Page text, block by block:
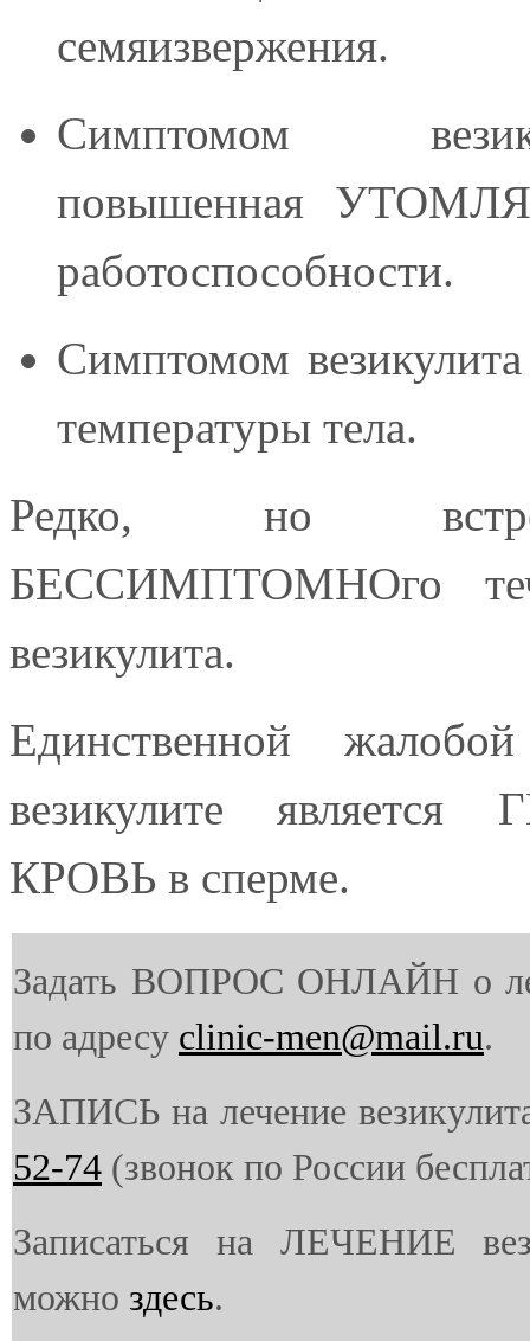
семяизвержения.
Симптомом
повышенная
работоспособности.
Симптомом
температуры тела.
Редко, но
БЕССИМПТОМНОго
везикулита.
Единственной
везикулите
КРОВЬ в сперме.
Задать ВОПРОС ОНЛАЙН о
по адресу clinic-men@mail.ru.
ЗАПИСЬ на лечение
52-74 (звонок по России
Записаться на ЛЕЧЕНИЕ
можно здесь.